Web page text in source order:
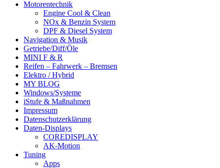
Motorentechnik
Engine Cool & Clean
NOx & Benzin System
DPF & Diesel System
Navigation & Musik
Getriebe/Diff/Öle
MINI F & R
Reifen – Fahrwerk – Bremsen
Elektro / Hybrid
MY BLOG
Windows/Systeme
iStufe & Maßnahmen
Impressum
Datenschutzerklärung
Daten-Displays
COREDISPLAY
AK-Motion
Tuning
Apps